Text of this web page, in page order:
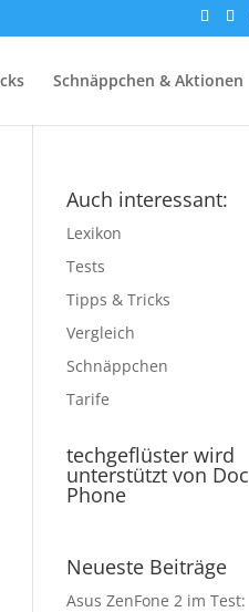
Schnäppchen & Aktionen
Auch interessant:
Lexikon
Tests
Tipps & Tricks
Vergleich
Schnäppchen
Tarife
techgeflüster wird
unterstützt von Doc
Phone
Neueste Beiträge
Asus ZenFone 2 im Test: